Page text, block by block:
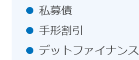
私募債
手形割引
デットファイナンス